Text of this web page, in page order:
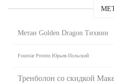
Метан Golden Dragon Тихвин
Fourstar Protein Юрьев-Польский
Тренболон со скидкой